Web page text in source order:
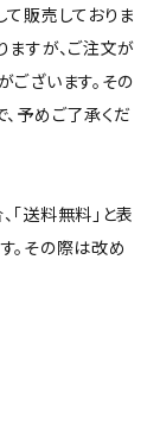
販売しておりま
すが、ご注文が
ざいます。その
予めご了承くだ
送料無料」と表
。その際は改め